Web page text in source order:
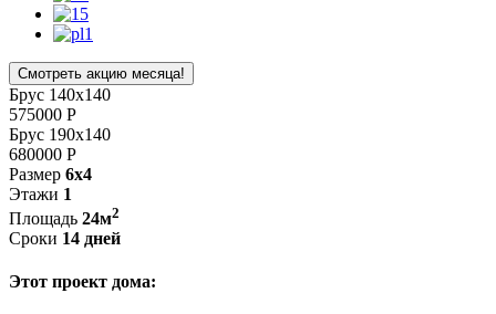
Смотреть акцию месяца!
Брус 140x140
575000 Р
Брус 190x140
680000 Р
Размер 6x4
Этажи 1
Площадь 24м2
Сроки 14 дней
Этот проект дома: